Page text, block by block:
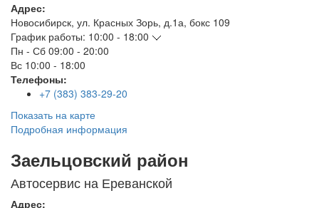
Адрес:
Новосибирск, ул. Красных Зорь, д.1а, бокс 109
График работы: 10:00 - 18:00
Пн - Сб 09:00 - 20:00
Вс 10:00 - 18:00
Телефоны:
+7 (383) 383-29-20
Показать на карте
Подробная информация
Заельцовский район
Автосервис на Ереванской
Адрес: